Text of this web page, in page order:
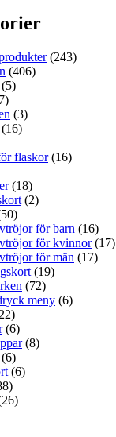
(243)
(406)
(5)
(3)
(16)
flaskor (16)
(18)
(2)
för barn (16)
för kvinnor (17)
för män (17)
(19)
(72)
meny (6)
(6)
(8)
(6)
(6)